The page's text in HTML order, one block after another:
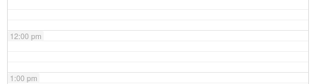
12:00 pm
1:00 pm